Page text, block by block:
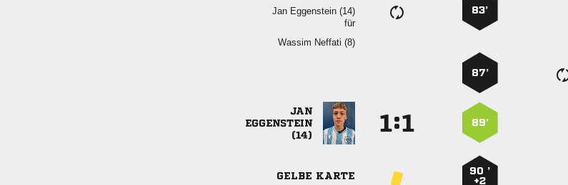
  
für
  
83’
87’



: 89’
GELBE KARTE
90 ’
+2